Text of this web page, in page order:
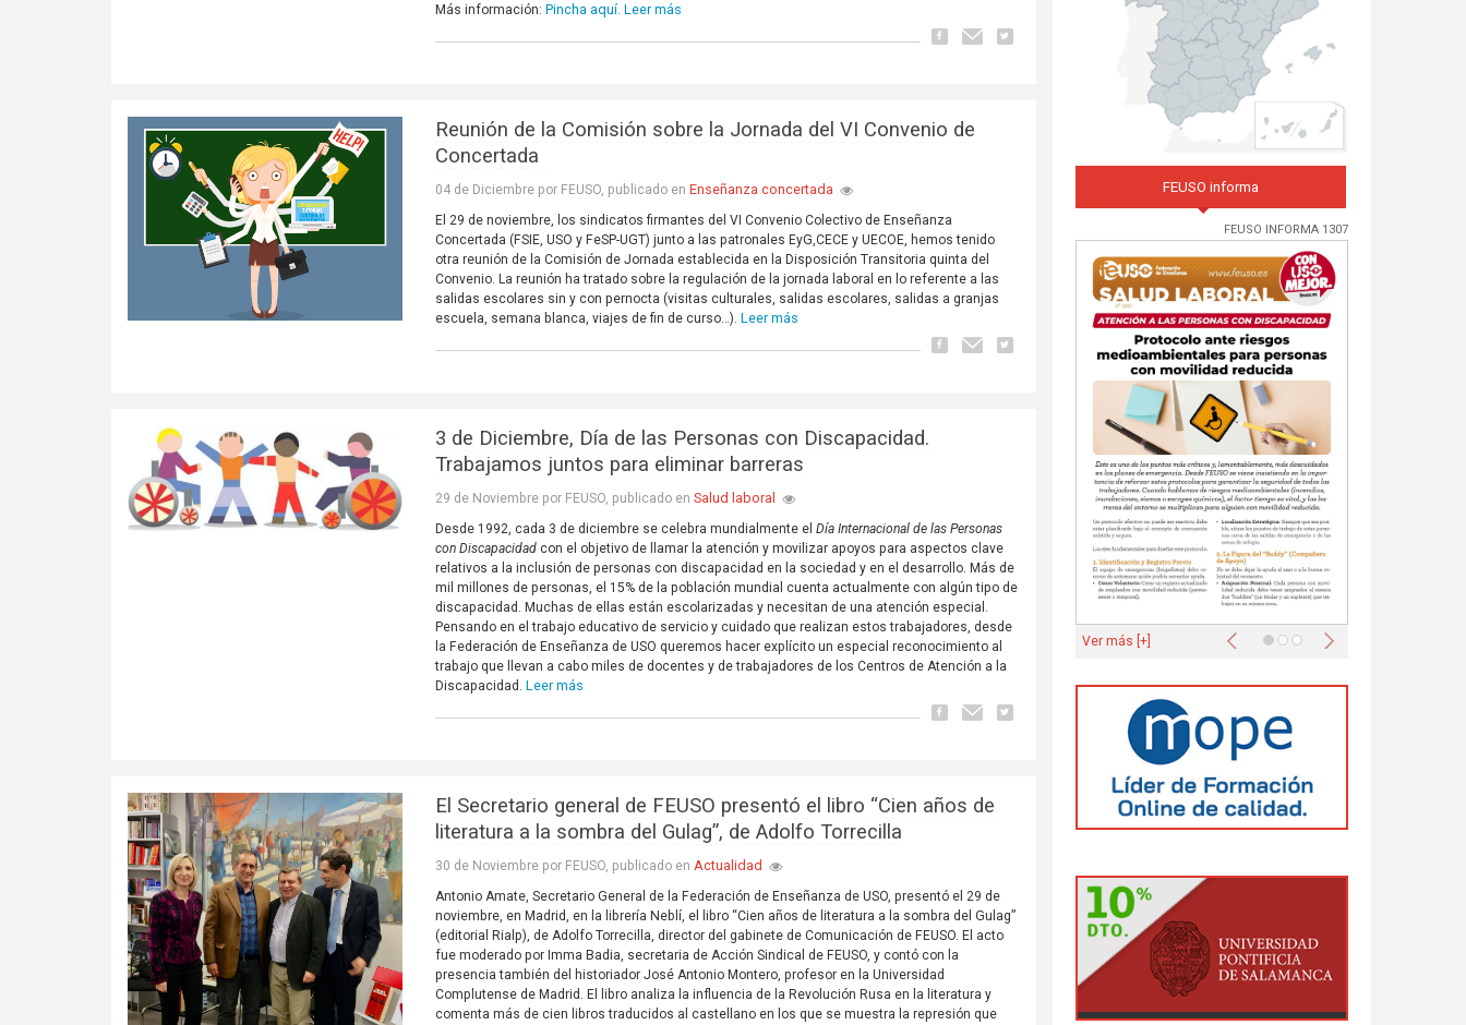
Más información: Pincha aquí. Leer más
Reunión de la Comisión sobre la Jornada del VI Convenio de
Concertada
04 de Diciembre por FEUSO, publicado en Enseñanza concertada
El 29 de noviembre, los sindicatos firmantes del VI Convenio Colectivo de Enseñanza
Concertada (FSIE, USO y FeSP-UGT) junto a las patronales EyG,CECE y UECOE, hemos tenido
otra reunión de la Comisión de Jornada establecida en la Disposición Transitoria quinta del
Convenio. La reunión ha tratado sobre la regulación de la jornada laboral en lo referente a las
salidas escolares sin y con pernocta (visitas culturales, salidas escolares, salidas a granjas
escuela, semana blanca, viajes de fin de curso…). Leer más
3 de Diciembre, Día de las Personas con Discapacidad.
Trabajamos juntos para eliminar barreras
29 de Noviembre por FEUSO, publicado enSalud laboral
Desde 1992, cada 3 de diciembre se celebra mundialmente elDía Internacional de las Personas
con Discapacidad con el objetivo de llamar la atención y movilizar apoyos para aspectos clave
relativos a la inclusión de personas con discapacidad en la sociedad y en el desarrollo. Más de
mil millones de personas, el 15% de la población mundial cuenta actualmente con algún tipo de
discapacidad. Muchas de ellas están escolarizadas y necesitan de una atención especial.
Pensando en el trabajo educativo de servicio y cuidado que realizan estos trabajadores, desde
la Federación de Enseñanza de USO queremos hacer explícito un especial reconocimiento al
trabajo que llevan a cabo miles de docentes y de trabajadores de los Centros de Atención a la
Discapacidad. Leer más
El Secretario general de FEUSO presentó el libro “Cien años de
literatura a la sombra del Gulag”, de Adolfo Torrecilla
30 de Noviembre por FEUSO, publicado enActualidad
Antonio Amate, Secretario General de la Federación de Enseñanza de USO, presentó el 29 de
noviembre, en Madrid, en la librería Neblí, el libro “Cien años de literatura a la sombra del Gulag”
(editorial Rialp), de Adolfo Torrecilla, director del gabinete de Comunicación de FEUSO. El acto
fue moderado por Imma Badia, secretaria de Acción Sindical de FEUSO, y contó con la
presencia también del historiador José Antonio Montero, profesor en la Universidad
Complutense de Madrid. El libro analiza la influencia de la Revolución Rusa en la literatura y
comenta más de cien libros traducidos al castellano en los que se muestra la represión que
FEUSO informa
FEUSO INFORMA 1307
Anterior Siguiente
Ver más [+]